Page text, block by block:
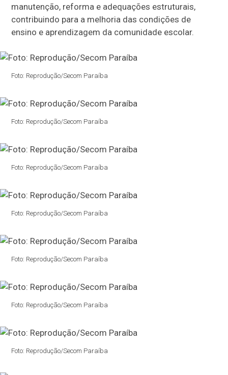
manutenção, reforma e adequações estruturais,
contribuindo para a melhoria das condições de
ensino e aprendizagem da comunidade escolar.
Foto: Reprodução/Secom Paraíba
Foto: Reprodução/Secom Paraíba
Foto: Reprodução/Secom Paraíba
Foto: Reprodução/Secom Paraíba
Foto: Reprodução/Secom Paraíba
Foto: Reprodução/Secom Paraíba
Foto: Reprodução/Secom Paraíba